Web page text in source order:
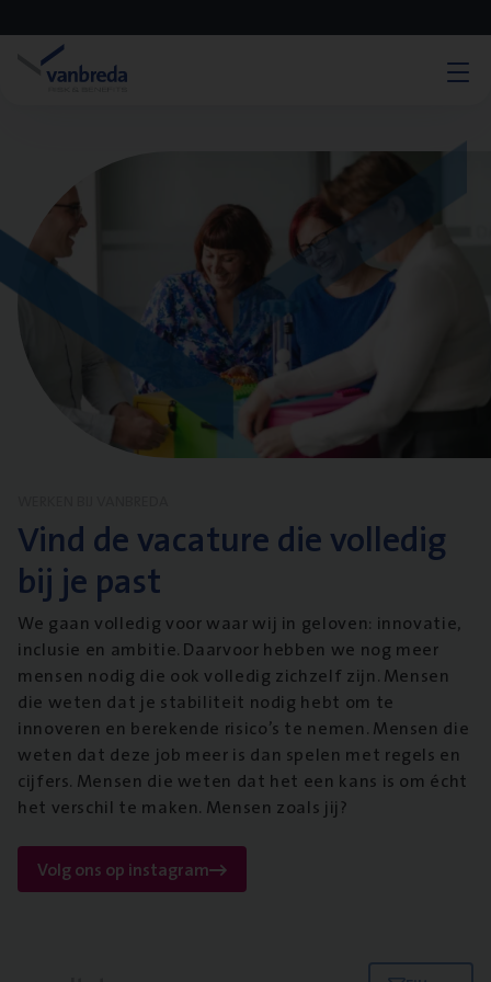
Vind de vacature die volledig
bij je past
We gaan volledig voor waar wij in geloven: innovatie,
inclusie en ambitie. Daarvoor hebben we nog meer
mensen nodig die ook volledig zichzelf zijn. Mensen
die weten dat je stabiliteit nodig hebt om te
innoveren en berekende risico’s te nemen. Mensen die
weten dat deze job meer is dan spelen met regels en
cijfers. Mensen die weten dat het een kans is om écht
het verschil te maken. Mensen zoals jij?
Volg ons op instagram